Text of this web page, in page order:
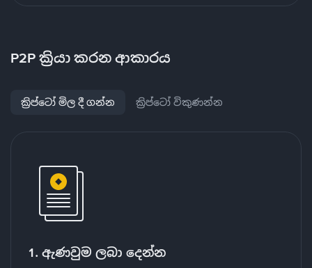
P2P ක්‍රියා කරන ආකාරය
ක්‍රිප්ටෝ මිල දී ගන්න ක්‍රිප්ටෝ විකුණන්න
1. ඇණවුම ලබා දෙන්න